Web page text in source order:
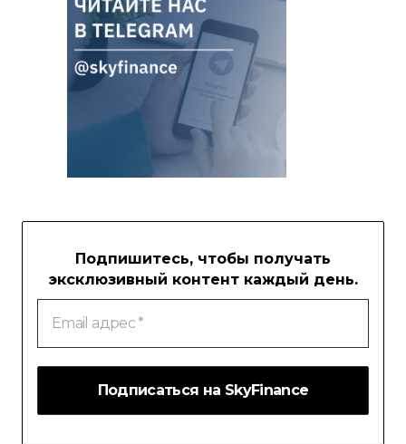
Подпишитесь, чтобы получать
эксклюзивный контент каждый день.
Email
адрес